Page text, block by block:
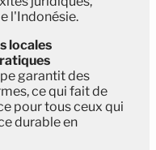
l'Indonésie.
locales
garantit des
ce qui fait de
pour tous ceux qui
durable en